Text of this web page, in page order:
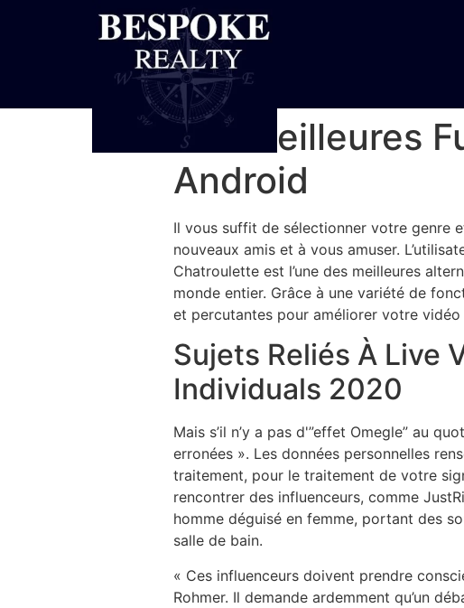
Les Meilleures
Android
Il vous suffit de sélectionner votre genre
nouveaux amis et à vous amuser.
Chatroulette est l’une des meilleures
monde entier. Grâce à une variété de
et percutantes pour améliorer votre vidéo
Sujets Reliés À Live
Individuals 2020
Mais s’il n’y a pas d'”effet Omegle” au
erronées ». Les données personnelles
traitement, pour le traitement de votre
rencontrer des influenceurs, comme
homme déguisé en femme, portant des
salle de bain.
« Ces influenceurs doivent prendre
Rohmer. Il demande ardemment qu’un